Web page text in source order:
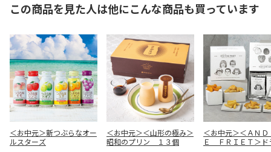
この商品を見た人は他にこんな商品も買っています
＜お中元＞新つぶらなオー
ルスターズ
＜お中元＞＜山形の極み＞
昭和のプリン １３個
＜お中元＞＜ＡＮ
Ｅ ＦＲＩＥＴ＞ド